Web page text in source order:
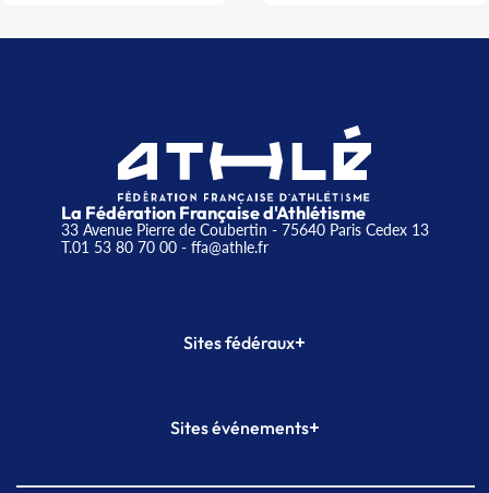
La Fédération Française d'Athlétisme
33 Avenue Pierre de Coubertin - 75640 Paris Cedex 13
T.01 53 80 70 00- ffa@athle.fr
Sites fédéraux+
Plateforme Formation
Sites événements+